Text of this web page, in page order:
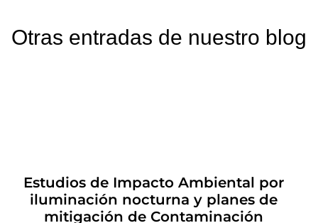
Otras entradas de nuestro blog
Estudios de Impacto Ambiental por
iluminación nocturna y planes de
mitigación de Contaminación